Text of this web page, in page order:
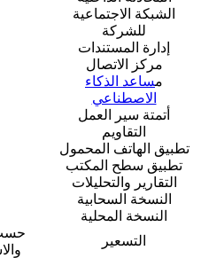
الشبكة الاجتماعية
للشركة
إدارة المستندات
مركز الاتصال
مساعد الذكاء
الاصطناعي
أتمتة سير العمل
التقاويم
تطبيق الهاتف المحمول
تطبيق سطح المكتب
التقارير والتحليلات
النسخة السحابية
النسخة المحلية
التسعير
حسب